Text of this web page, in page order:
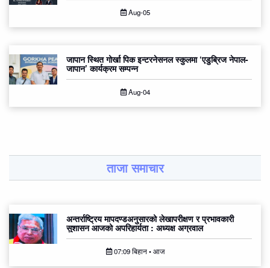
Aug-05
जापान स्थित गोर्खा पिक इन्टरनेसनल स्कुलमा ‘एडुब्रिज नेपाल-
जापान’ कार्यक्रम सम्पन्न
Aug-04
ताजा समाचार
अन्तर्राष्ट्रिय मापदण्डअनुसारको लेखापरीक्षण र प्रभावकारी
सुशासन आजको अपरिहार्यता : अध्यक्ष अग्रवाल
07:09 बिहान • आज